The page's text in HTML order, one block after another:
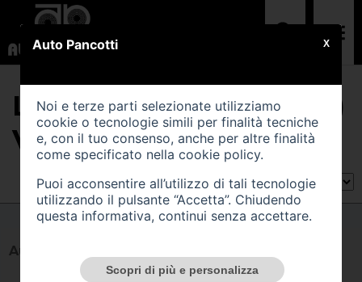
LA LISTA CONTIENE (0)
VEICOLI DI TIPO KM0
Ordina per:
Auto Pancotti
Auto Pancotti
Noi e terze parti selezionate utilizziamo
cookie o tecnologie simili per finalità tecniche
e, con il tuo consenso, anche per altre finalità
come specificato nella cookie policy.
Puoi acconsentire all’utilizzo di tali tecnologie
utilizzando il pulsante “Accetta”. Chiudendo
questa informativa, continui senza accettare.
Scopri di più e personalizza
X